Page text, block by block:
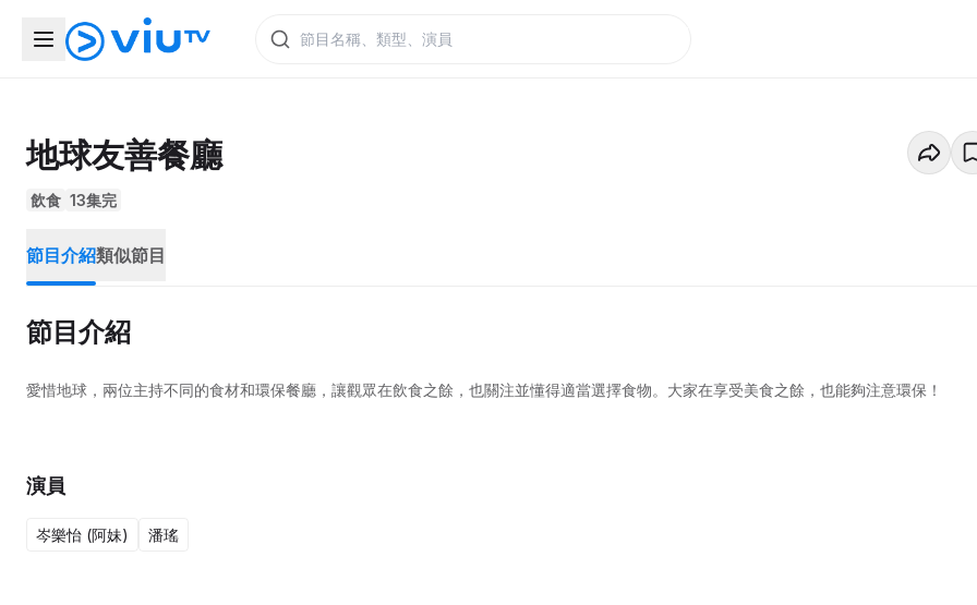
地球友善餐廳
飲食 13集完
節目介紹類似節目
節目介紹
愛惜地球，兩位主持不同的食材和環保餐廳，讓觀眾在飲食之餘，也關注並懂得適當選擇食物。大家在享受美食之餘，也能夠注意環保！
演員
岑樂怡 (阿妹) 潘瑤